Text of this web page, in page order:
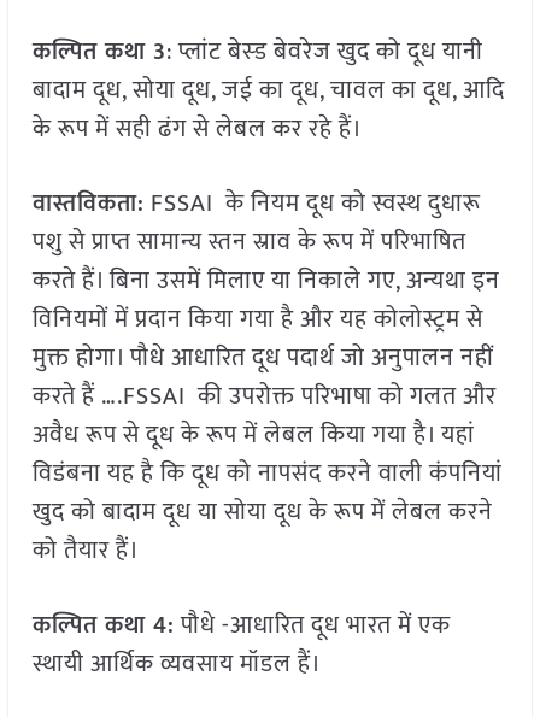
कल्पित कथा 3: प्लांट बेस्ड बेवरेज खुद को दूध यानी
बादाम दूध, सोया दूध, जई का दूध, चावल का दूध, आदि
के रूप में सही ढंग से लेबल कर रहे हैं।
वास्तविकता: FSSAI के नियम दूध को स्वस्थ दुधारू
पशु से प्राप्त सामान्य स्तन स्राव के रूप में परिभाषित
करते हैं। बिना उसमें मिलाए या निकाले गए, अन्यथा इन
विनियमों में प्रदान किया गया है और यह कोलोस्ट्रम से
मुक्त होगा। पौधे आधारित दूध पदार्थ जो अनुपालन नहीं
करते हैं ….FSSAI की उपरोक्त परिभाषा को गलत और
अवैध रूप से दूध के रूप में लेबल किया गया है। यहां
विडंबना यह है कि दूध को नापसंद करने वाली कंपनियां
खुद को बादाम दूध या सोया दूध के रूप में लेबल करने
को तैयार हैं।
कल्पित कथा 4:पौधे -आधारित दूध भारत में एक
स्थायी आर्थिक व्यवसाय मॉडल हैं।